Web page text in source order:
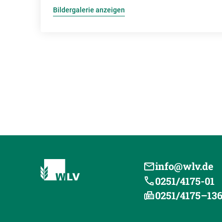
Bildergalerie anzeigen
info@wlv.de
0251/4175-01
0251/